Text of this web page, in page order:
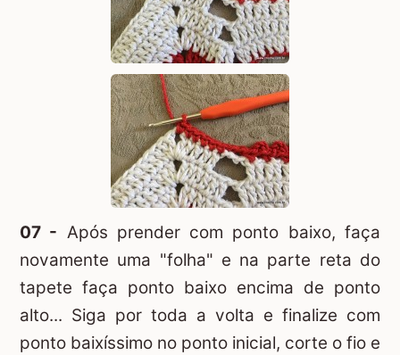
07 - Após prender com ponto baixo, faça
novamente uma "folha" e na parte reta do
tapete faça ponto baixo encima de ponto
alto... Siga por toda a volta e finalize com
ponto baixíssimo no ponto inicial, corte o fio e